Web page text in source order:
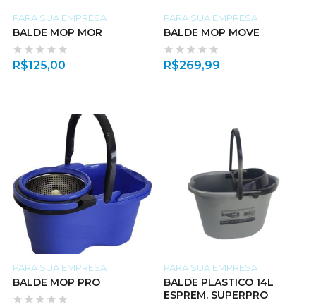
PARA SUA EMPRESA
BALDE MOP MOR
R$125,00
PARA SUA EMPRESA
BALDE MOP MOVE
R$269,99
PARA SUA EMPRESA
BALDE MOP PRO
PARA SUA EMPRESA
BALDE PLASTICO 14L
ESPREM. SUPERPRO